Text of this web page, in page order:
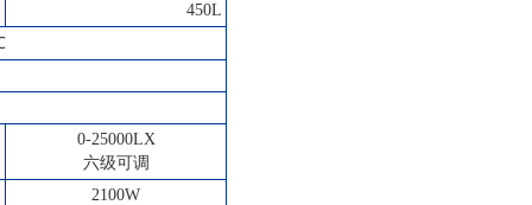
450L
0-25000LX
六级可调
2100W